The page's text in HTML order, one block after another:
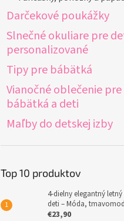
Darčekové poukážky
Slnečné okuliare pre
personalizované
Tipy pre bábätká
Vianočné oblečenie pre
bábätká a deti
Maľby do detskej izby
Top 10 produktov
4-dielny elegantný letný
deti – Móda,
€23,90